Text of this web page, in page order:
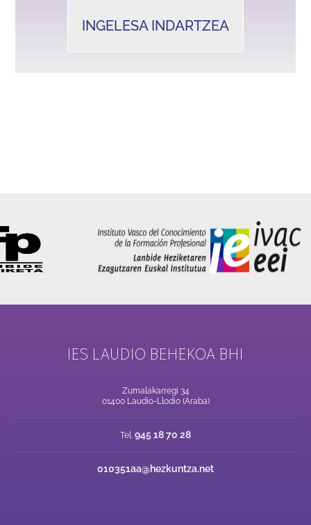
INGELESA INDARTZEA
IES LAUDIO BEHEKOA BHI
Zumalakarregi 34
01400 Laudio-Llodio (Araba)
Tel. 945 18 70 28
010351aa@hezkuntza.net